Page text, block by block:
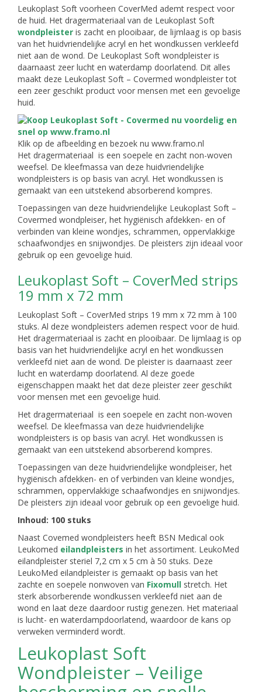
Leukoplast Soft voorheen CoverMed ademt respect voor
de huid. Het dragermateriaal van de Leukoplast Soft
wondpleister is zacht en plooibaar, de lijmlaag is op basis
van het huidvriendelijke acryl en het wondkussen verkleefd
niet aan de wond. De Leukoplast Soft wondpleister is
daarnaast zeer lucht en waterdamp doorlatend. Dit alles
maakt deze Leukoplast Soft – Covermed wondpleister tot
een zeer geschikt product voor mensen met een gevoelige
huid.
Klik op de afbeelding en bezoek nu www.framo.nl
Het dragermateriaal is een soepele en zacht non-woven
weefsel. De kleefmassa van deze huidvriendelijke
wondpleisters is op basis van acryl. Het wondkussen is
gemaakt van een uitstekend absorberend kompres.
Toepassingen van deze huidvriendelijke Leukoplast Soft –
Covermed wondpleiser, het hygiënisch afdekken- en of
verbinden van kleine wondjes, schrammen, oppervlakkige
schaafwondjes en snijwondjes. De pleisters zijn ideaal voor
gebruik op een gevoelige huid.
Leukoplast Soft – CoverMed strips
19 mm x 72 mm
Leukoplast Soft – CoverMed strips 19 mm x 72 mm à 100
stuks. Al deze wondpleisters ademen respect voor de huid.
Het dragermateriaal is zacht en plooibaar. De lijmlaag is op
basis van het huidvriendelijke acryl en het wondkussen
verkleefd niet aan de wond. De pleister is daarnaast zeer
lucht en waterdamp doorlatend. Al deze goede
eigenschappen maakt het dat deze pleister zeer geschikt
voor mensen met een gevoelige huid.
Het dragermateriaal is een soepele en zacht non-woven
weefsel. De kleefmassa van deze huidvriendelijke
wondpleisters is op basis van acryl. Het wondkussen is
gemaakt van een uitstekend absorberend kompres.
Toepassingen van deze huidvriendelijke wondpleiser, het
hygiënisch afdekken- en of verbinden van kleine wondjes,
schrammen, oppervlakkige schaafwondjes en snijwondjes.
De pleisters zijn ideaal voor gebruik op een gevoelige huid.
Inhoud: 100 stuks
Naast Covemed wondpleisters heeft BSN Medical ook
Leukomed eilandpleisters in het assortiment. LeukoMed
eilandpleister steriel 7,2 cm x 5 cm à 50 stuks. Deze
LeukoMed eilandpleister is gemaakt op basis van het
zachte en soepele nonwoven van Fixomull stretch. Het
sterk absorberende wondkussen verkleefd niet aan de
wond en laat deze daardoor rustig genezen. Het materiaal
is lucht- en waterdampdoorlatend, waardoor de kans op
verweken verminderd wordt.
Leukoplast Soft
Wondpleister – Veilige